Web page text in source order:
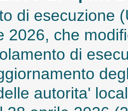
di esecuzione
2026, che
di
autorita'